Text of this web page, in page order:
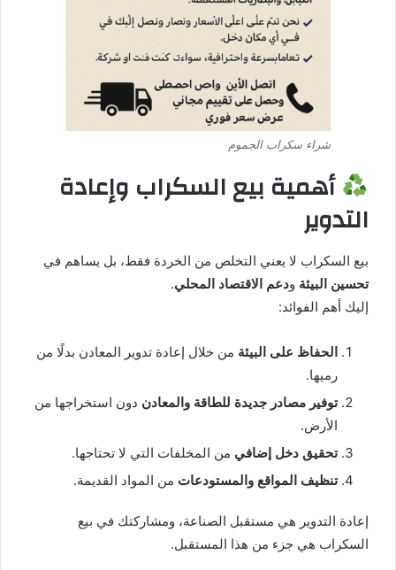
شراء سكراب الجموم
أهمية بيع السكراب وإعادة
التدوير
بيع السكراب لا يعني التخلص من الخردة فقط، بل يساهم في
تحسين البيئة ودعم الاقتصاد المحلي.
إليك أهم الفوائد:
الحفاظ على البيئة من خلال إعادة تدوير المعادن بدلًا من
رميها.
توفير مصادر جديدة للطاقة والمعادن دون استخراجها من
الأرض.
تحقيق دخل إضافي من المخلفات التي لا تحتاجها.
تنظيف المواقع والمستودعات من المواد القديمة.
إعادة التدوير هي مستقبل الصناعة، ومشاركتك في بيع
السكراب هي جزء من هذا المستقبل.